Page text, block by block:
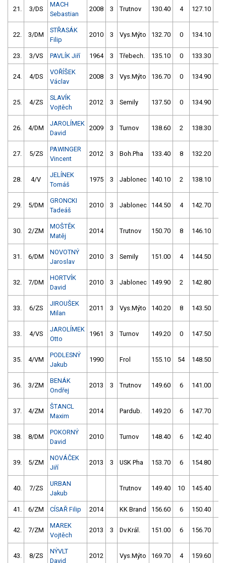
21. 3/DS
MACH
Sebastian
2008 3 Trutnov 130.40 4 127.10
22. 3/DM
STŘASÁK
Filip
2010 3 Vys.Mýto 132.70 0 134.10
23. 3/VS PAVLÍK Jiří 1964 3 Třebech. 135.10 0 133.30
24. 4/DS
VOŘÍŠEK
Václav
2008 3 Vys.Mýto 136.70 0 134.90
25. 4/ZS
SLAVÍK
Vojtěch
2012 3 Semily 137.50 0 134.90
26. 4/DM
JAROLÍMEK
David
2009 3 Turnov 138.60 2 138.30
27. 5/ZS
PAWINGER
Vincent
2012 3 Boh.Pha 133.40 8 132.20
28. 4/V
JELÍNEK
Tomáš
1975 3 Jablonec 140.10 2 138.10
29. 5/DM
GRONCKI
Tadeáš
2010 3 Jablonec 144.50 4 142.70
30. 2/ZM
MOŠTĚK
Matěj
2014 Trutnov 150.70 8 146.10
31. 6/DM
NOVOTNÝ
Jaroslav
2010 3 Semily 151.00 4 144.50
32. 7/DM
HORTVÍK
David
2010 3 Jablonec 149.90 2 142.80
33. 6/ZS
JIROUŠEK
Milan
2011 3 Vys.Mýto 140.20 8 143.50
33. 4/VS
JAROLÍMEK
Otto
1961 3 Turnov 149.20 0 147.50
35. 4/VM
PODLESNÝ
Jakub
1990 Frol 155.10 54 148.50
36. 3/ZM
BENÁK
Ondřej
2013 3 Trutnov 149.60 6 141.00
37. 4/ZM
ŠTANCL
Maxim
2014 Pardub. 149.20 6 147.70
38. 8/DM
POKORNÝ
David
2010 Turnov 148.40 6 142.40
39. 5/ZM
NOVÁČEK
Jiří
2013 3 USK Pha 153.70 6 154.80
40. 7/ZS
URBAN
Jakub
Trutnov 149.40 10 145.40
41. 6/ZM CÍSAŘ Filip 2014 KK Brand 156.60 6 150.40
42. 7/ZM
MAREK
Vojtěch
2013 3 Dv.Král. 151.00 6 156.70
43. 8/ZS
NÝVLT
David
2012 Vys.Mýto 169.70 4 159.60